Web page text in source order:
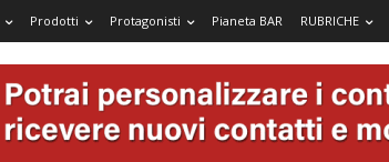
Prodotti Protagonisti Pianeta BAR RUBRICHE